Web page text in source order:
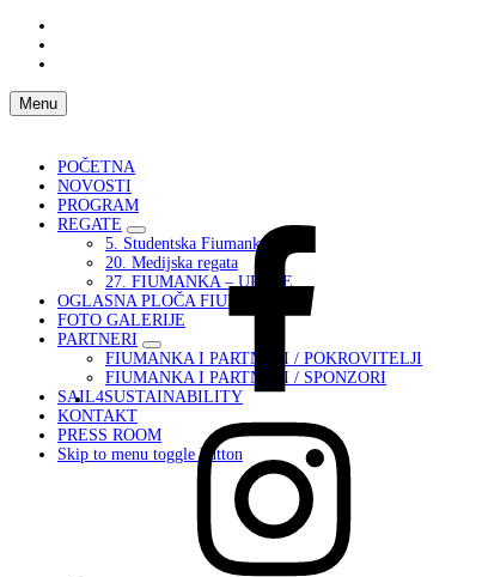
content
footer
Menu
POČETNA
NOVOSTI
PROGRAM
REGATE
5. Studentska Fiumanka
20. Medijska regata
27. FIUMANKA – UPUTE
OGLASNA PLOČA FIUMANKA
FOTO GALERIJE
PARTNERI
FIUMANKA I PARTNERI / POKROVITELJI
FIUMANKA I PARTNERI / SPONZORI
SAIL4SUSTAINABILITY
KONTAKT
PRESS ROOM
Skip to menu toggle button
Fiumanka
Facebook
Instagram
Fiumanka